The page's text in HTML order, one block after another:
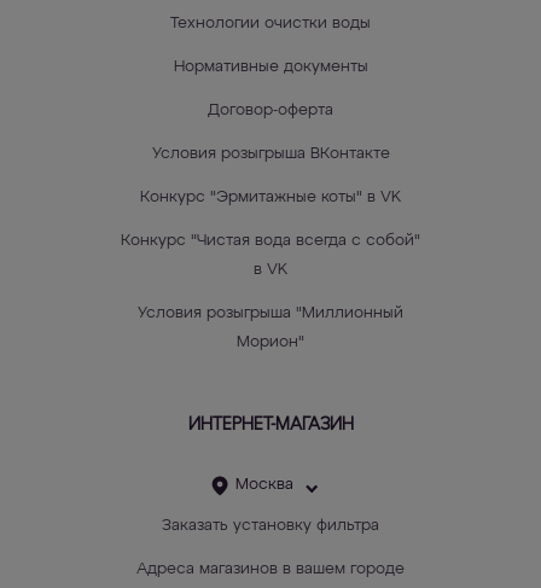
Технологии очистки воды
Нормативные документы
Договор-оферта
Условия розыгрыша ВКонтакте
Конкурс "Эрмитажные коты" в VK
Конкурс "Чистая вода всегда с собой"
в VK
Условия розыгрыша "Миллионный
Морион"
ИНТЕРНЕТ-МАГАЗИН
Москва
Заказать установку фильтра
Адреса магазинов в вашем городе